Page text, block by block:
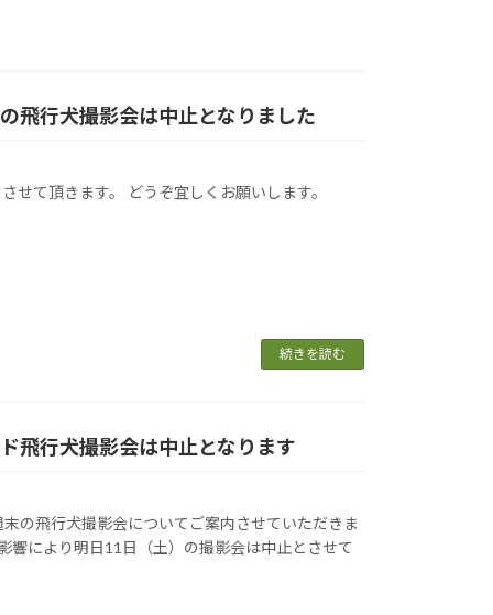
飛行犬撮影会は中止となりました
せて頂きます。 どうぞ宜しくお願いします。
続きを読む
飛行犬撮影会は中止となります
の飛行犬撮影会についてご案内させていただきま
により明日11日（土）の撮影会は中止とさせて